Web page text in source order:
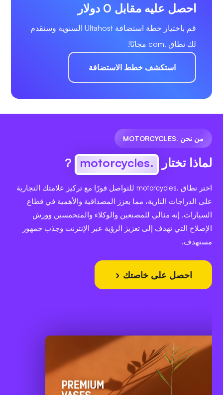
احصل عليه مقابل 0 دولار
قم باختيار خطة استضافة Ultahost السنوية وسنقدم
لك نطاق .com مجانًا!
استكشف خطط الاستضافة
من نحن .MOTORCYCLES
لماذا تختار .motorcycles
?
اختر نطاق .motorcycles للتواصل فورًا مع تركيز علامتك التجارية
على الدراجات النارية، مما يعزز المصداقية والأهمية في قطاع
السيارات. إنه مثالي للمصنعين والوكلاء والمتحمسين وورش
الإصلاح التي تهدف إلى تعزيز الرؤية عبر الإنترنت وجذب جمهور
مستهدف.
احصل على خاصتك